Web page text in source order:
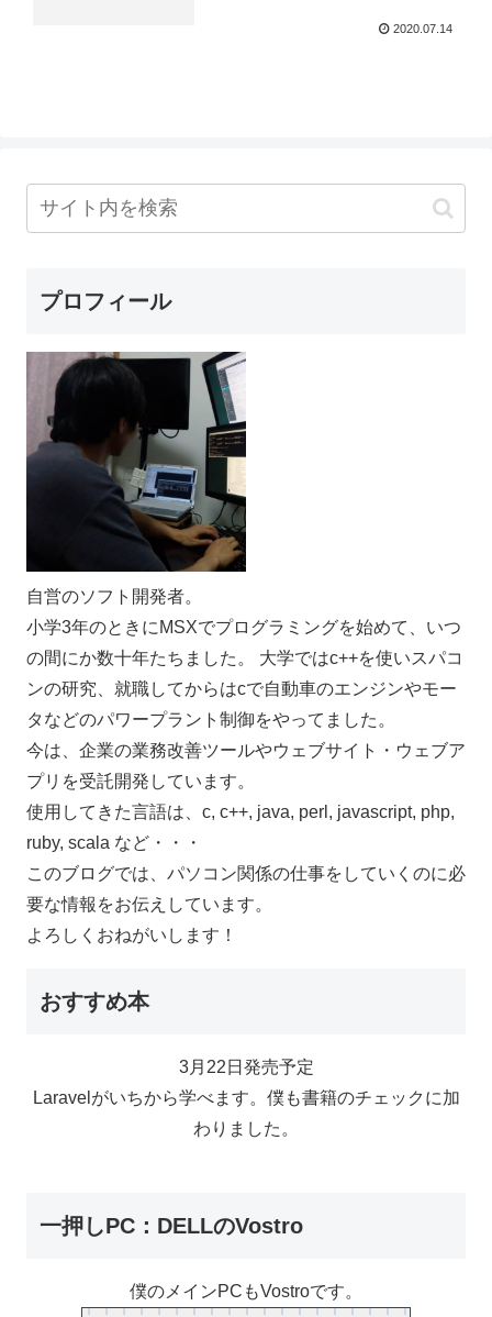
2020.07.14
プロフィール
自営のソフト開発者。
小学3年のときにMSXでプログラミングを始めて、いつ
の間にか数十年たちました。 大学ではc++を使いスパコ
ンの研究、就職してからはcで自動車のエンジンやモー
タなどのパワープラント制御をやってました。
今は、企業の業務改善ツールやウェブサイト・ウェブア
プリを受託開発しています。
使用してきた言語は、c, c++, java, perl, javascript, php,
ruby, scala など・・・
このブログでは、パソコン関係の仕事をしていくのに必
要な情報をお伝えしています。
よろしくおねがいします！
おすすめ本
3月22日発売予定
Laravelがいちから学べます。僕も書籍のチェックに加
わりました。
一押しPC：DELLのVostro
僕のメインPCもVostroです。